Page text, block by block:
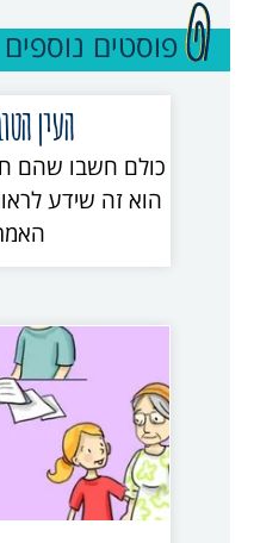
פוסטים נוספים
העין
כולם חשבו שהם
הוא זה שידע